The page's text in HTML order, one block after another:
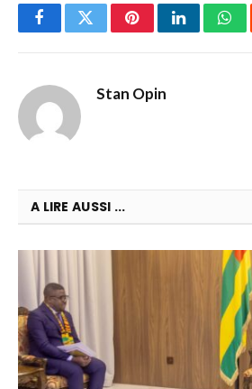
FacebookTwitterPinterestLinkedIn
Stan Opin
A LIRE AUSSI ...